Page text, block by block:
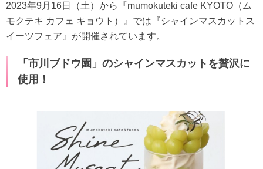
2023年9月16日（土）から『mumokuteki cafe KYOTO（ム
モクテキ カフェ キョウト）』では『シャインマスカットス
イーツフェア』が開催されています。
「市川ブドウ園」のシャインマスカットを贅沢に
使用！